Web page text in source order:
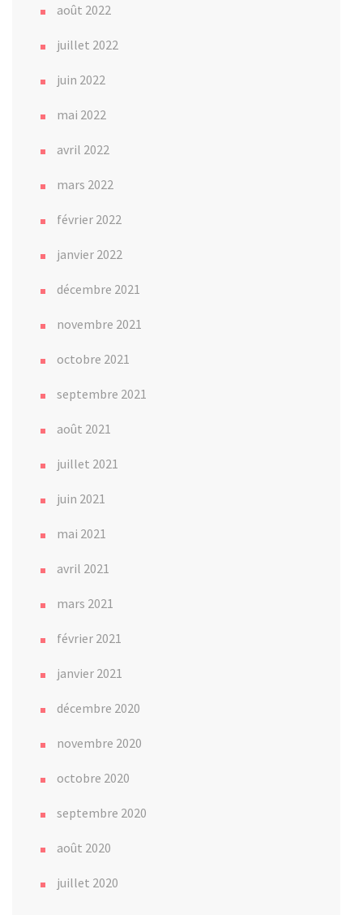
août 2022
juillet 2022
juin 2022
mai 2022
avril 2022
mars 2022
février 2022
janvier 2022
décembre 2021
novembre 2021
octobre 2021
septembre 2021
août 2021
juillet 2021
juin 2021
mai 2021
avril 2021
mars 2021
février 2021
janvier 2021
décembre 2020
novembre 2020
octobre 2020
septembre 2020
août 2020
juillet 2020